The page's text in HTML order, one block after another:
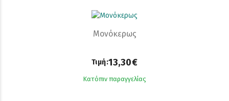
Μονόκερως
Τιμή:13,30€
Κατόπιν παραγγελίας